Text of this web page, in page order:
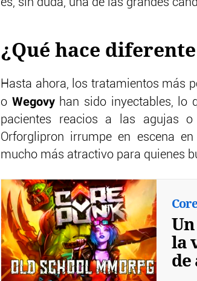
¿Qué hace
Hasta ahora, los tratamientos más
o Wegovyhan sido inyectables, lo
pacientes reacios a las agujas
Orforglipron irrumpe en escena
mucho más atractivo para quienes
la
de